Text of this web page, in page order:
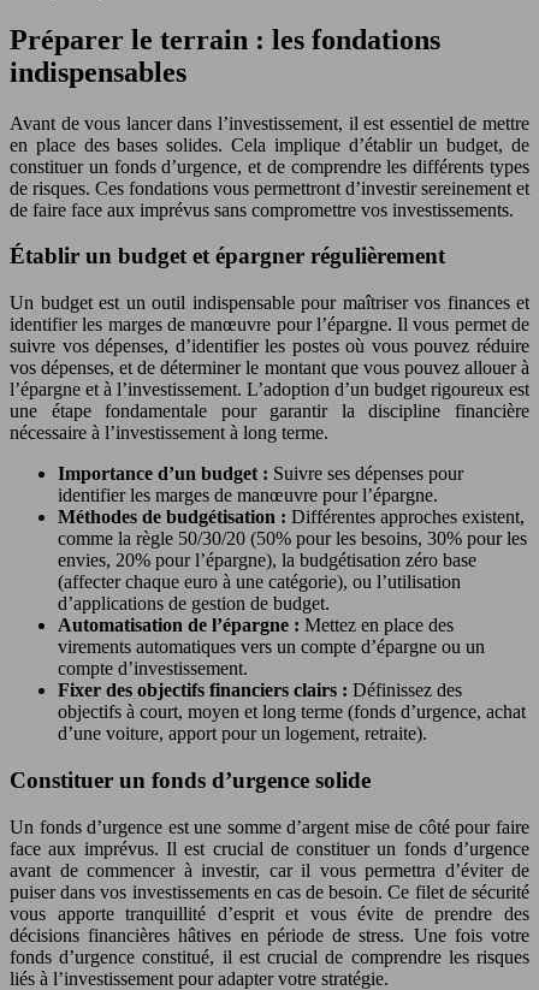
Préparer le terrain : les fondations
indispensables
Avant de vous lancer dans l’investissement, il est essentiel de mettre
en place des bases solides. Cela implique d’établir un budget, de
constituer un fonds d’urgence, et de comprendre les différents types
de risques. Ces fondations vous permettront d’investir sereinement et
de faire face aux imprévus sans compromettre vos investissements.
Établir un budget et épargner régulièrement
Un budget est un outil indispensable pour maîtriser vos finances et
identifier les marges de manœuvre pour l’épargne. Il vous permet de
suivre vos dépenses, d’identifier les postes où vous pouvez réduire
vos dépenses, et de déterminer le montant que vous pouvez allouer à
l’épargne et à l’investissement. L’adoption d’un budget rigoureux est
une étape fondamentale pour garantir la discipline financière
nécessaire à l’investissement à long terme.
Importance d’un budget : Suivre ses dépenses pour
identifier les marges de manœuvre pour l’épargne.
Méthodes de budgétisation : Différentes approches existent,
comme la règle 50/30/20 (50% pour les besoins, 30% pour les
envies, 20% pour l’épargne), la budgétisation zéro base
(affecter chaque euro à une catégorie), ou l’utilisation
d’applications de gestion de budget.
Automatisation de l’épargne : Mettez en place des
virements automatiques vers un compte d’épargne ou un
compte d’investissement.
Fixer des objectifs financiers clairs : Définissez des
objectifs à court, moyen et long terme (fonds d’urgence, achat
d’une voiture, apport pour un logement, retraite).
Constituer un fonds d’urgence solide
Un fonds d’urgence est une somme d’argent mise de côté pour faire
face aux imprévus. Il est crucial de constituer un fonds d’urgence
avant de commencer à investir, car il vous permettra d’éviter de
puiser dans vos investissements en cas de besoin. Ce filet de sécurité
vous apporte tranquillité d’esprit et vous évite de prendre des
décisions financières hâtives en période de stress. Une fois votre
fonds d’urgence constitué, il est crucial de comprendre les risques
liés à l’investissement pour adapter votre stratégie.